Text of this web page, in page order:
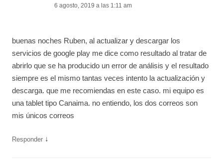
6 agosto, 2019 a las 1:11 am
buenas noches Ruben, al actualizar y descargar los
servicios de google play me dice como resultado al tratar de
abrirlo que se ha producido un error de análisis y el resultado
siempre es el mismo tantas veces intento la actualización y
descarga. que me recomiendas en este caso. mi equipo es
una tablet tipo Canaima. no entiendo, los dos correos son
mis únicos correos
Responder ↓